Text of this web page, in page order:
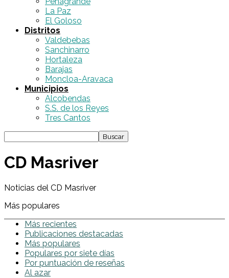
La Paz
El Goloso
Distritos
Valdebebas
Sanchinarro
Hortaleza
Barajas
Moncloa-Aravaca
Municipios
Alcobendas
S.S. de los Reyes
Tres Cantos
CD Masriver
Noticias del CD Masriver
Más populares
Más recientes
Publicaciones destacadas
Más populares
Populares por siete días
Por puntuación de reseñas
Al azar